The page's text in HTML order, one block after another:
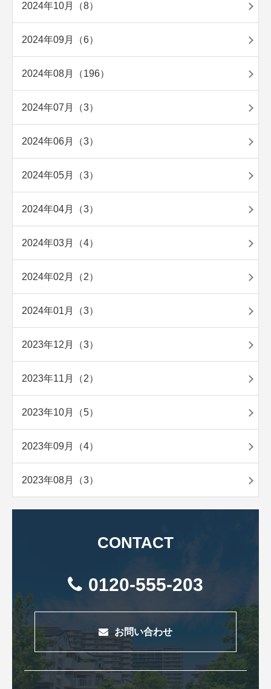
2024年10月（8）
2024年09月（6）
2024年08月（196）
2024年07月（3）
2024年06月（3）
2024年05月（3）
2024年04月（3）
2024年03月（4）
2024年02月（2）
2024年01月（3）
2023年12月（3）
2023年11月（2）
2023年10月（5）
2023年09月（4）
2023年08月（3）
CONTACT
0120-555-203
お問い合わせ